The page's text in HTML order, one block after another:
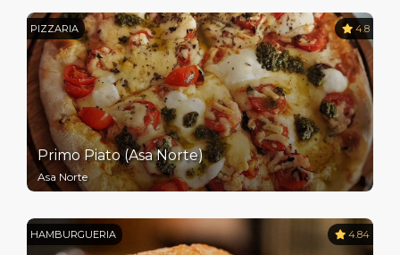
PIZZARIA 4.8
Primo Piato (Asa Norte)
Asa Norte
HAMBURGUERIA 4.84